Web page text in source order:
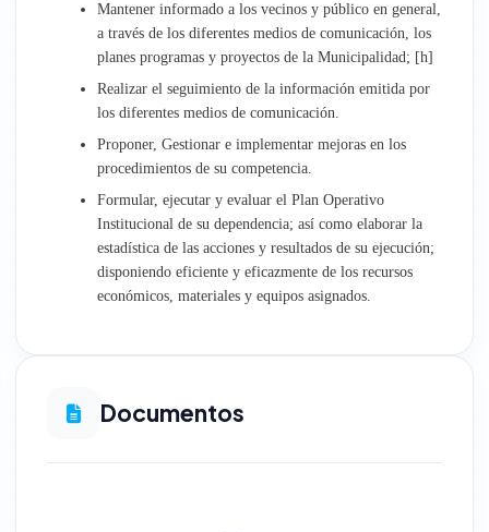
Recursos Humanos
Planeamiento y Presupuesto
Asesoría Jurídica
Empresa Aguas de Talavera
Mantener informado a los vecinos y público en general,
a través de los diferentes medios de comunicación, los
planes programas y proyectos de la Municipalidad; [h]
Realizar el seguimiento de la información emitida por
los diferentes medios de comunicación.
Proponer, Gestionar e implementar mejoras en los
procedimientos de su competencia.
Formular, ejecutar y evaluar el Plan Operativo
Institucional de su dependencia; así como elaborar la
estadística de las acciones y resultados de su ejecución;
disponiendo eficiente y eficazmente de los recursos
económicos, materiales y equipos asignados.
Documentos